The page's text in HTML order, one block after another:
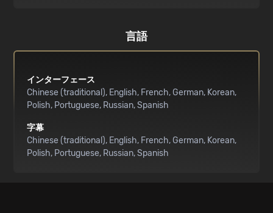
言語
インターフェース
Chinese (traditional) English French German Korean
Polish Portuguese Russian Spanish
字幕
Chinese (traditional) English French German Korean
Polish Portuguese Russian Spanish